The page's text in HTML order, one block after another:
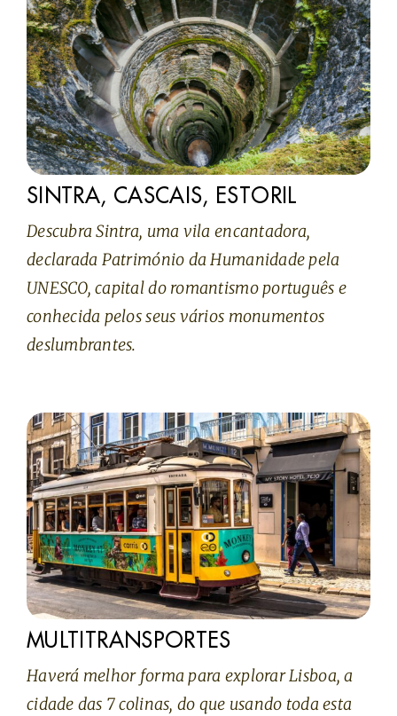
SINTRA, CASCAIS, ESTORIL
Descubra Sintra, uma vila encantadora,
declarada Património da Humanidade pela
UNESCO, capital do romantismo português e
conhecida pelos seus vários monumentos
deslumbrantes.
MULTITRANSPORTES
Haverá melhor forma para explorar Lisboa, a
cidade das 7 colinas, do que usando toda esta